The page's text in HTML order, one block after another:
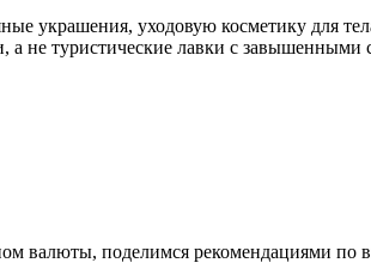
украшения, уходовую косметику для
не туристические лавки с
валюты, поделимся рекомендациями по